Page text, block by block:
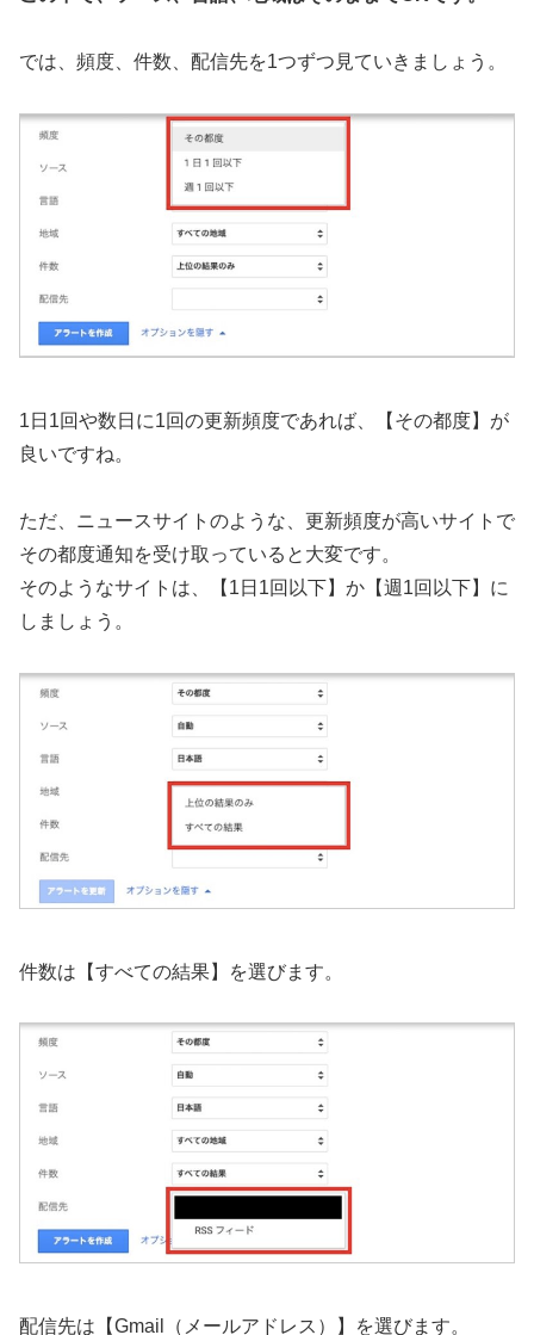
では、頻度、件数、配信先を1つずつ見ていきましょう。
1日1回や数日に1回の更新頻度であれば、【その都度】が
良いですね。
ただ、ニュースサイトのような、更新頻度が高いサイトで
その都度通知を受け取っていると大変です。
そのようなサイトは、【1日1回以下】か【週1回以下】に
しましょう。
件数は【すべての結果】を選びます。
配信先は【Gmail（メールアドレス）】を選びます。